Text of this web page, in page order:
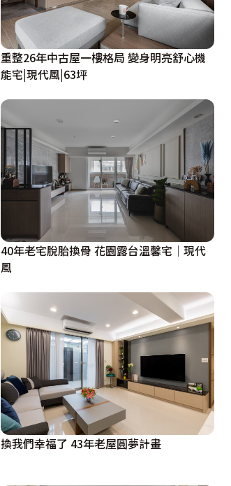
重整26年中古屋一樓格局 變身明亮舒心機
能宅|現代風|63坪
40年老宅脫胎換骨 花園露台溫馨宅│現代
風
換我們幸福了 43年老屋圓夢計畫